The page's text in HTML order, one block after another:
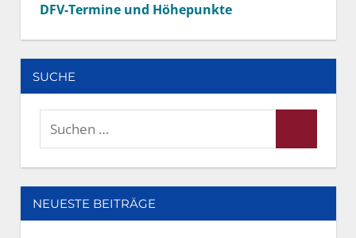
DFV-Termine und Höhepunkte
SUCHE
Suchen
NEUESTE BEITRÄGE